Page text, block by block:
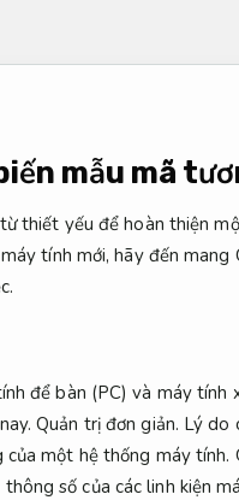
mẫu mã
thiết yếu để hoàn thiện
tính mới, hãy đến mang
để bàn (PC) và máy
Quản trị đơn giản. Lý do
một hệ thống máy tính.
số của các linh kiện